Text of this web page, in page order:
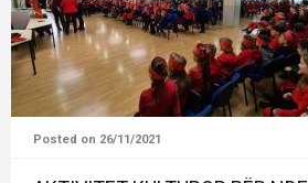
Posted on 26/11/2021